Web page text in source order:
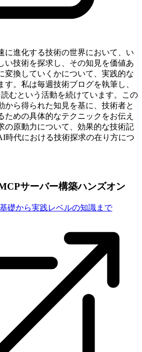
に進化する技術の世界において、い
い技術を探求し、その知見を価値あ
変換していくかについて、実践的な
す。私は毎週技術ブログを執筆し、
むという活動を続けています。この
から得られた知見を基に、技術者と
ための具体的なテクニックをお伝え
の原動力について、効果的な技術記
時代における技術探求の在り方につ
サーバー構築ハンズオン
礎から実践レベルの知識まで